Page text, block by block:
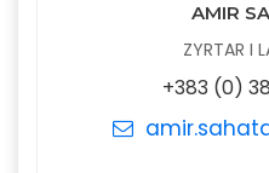
AMIR
ZYRTAR I
+383 (0)